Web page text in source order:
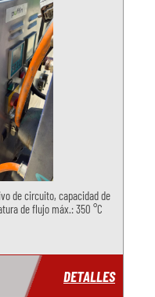
de circuito, capacidad de
de flujo máx.: 350 °C
DETALLES